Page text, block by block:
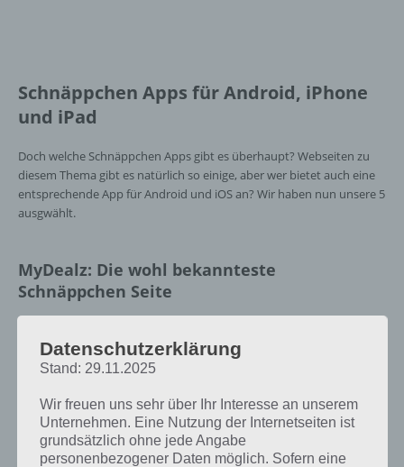
Schnäppchen Apps für Android, iPhone
und iPad
Doch welche Schnäppchen Apps gibt es überhaupt? Webseiten zu
diesem Thema gibt es natürlich so einige, aber wer bietet auch eine
entsprechende App für Android und iOS an? Wir haben nun unsere 5
ausgwählt.
MyDealz: Die wohl bekannteste
Schnäppchen Seite
Internet und auch die App für Android / iOS macht einiges her. So
bekommt man die neusten Schnäppchen direkt auf das
Schnäppchen direkt über die App melden. Auch die Meldungen von
anderen Usern werden direkt angezeigt.
Datenschutzerklärung
Stand: 29.11.2025
Wir freuen uns sehr über Ihr Interesse an unserem
Unternehmen. Eine Nutzung der Internetseiten ist
grundsätzlich ohne jede Angabe
personenbezogener Daten möglich. Sofern eine